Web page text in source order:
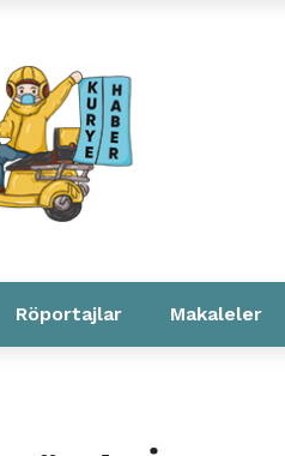
Röportajlar Makaleler